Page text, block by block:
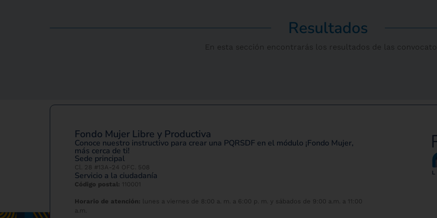
Resultados
En esta sección encontrarás los resultados de las
Fondo Mujer Libre y Productiva
Conoce nuestro instructivo para crear una PQRSDF en el módulo ¡Fondo Mujer,
más cerca de ti!
Sede principal
Cl. 28 #13A-24 OFC. 508
Servicio a la ciudadanía
Código postal: 110001
Horario de atención: lunes a viernes de 8:00 a. m. a 6:00 p. m. y sábados de 9:00 a.m. a 11:00
a.m.